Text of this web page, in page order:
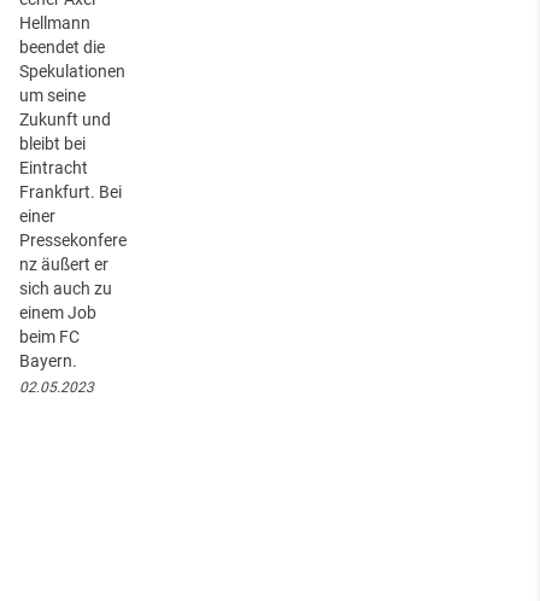
Hellmann
beendet die
Spekulationen
um seine
Zukunft und
bleibt bei
Eintracht
Frankfurt. Bei
einer
Pressekonfere
nz äußert er
sich auch zu
einem Job
beim FC
Bayern.
02.05.2023